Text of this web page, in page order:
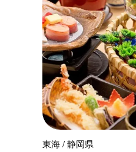
東海 / 静岡県